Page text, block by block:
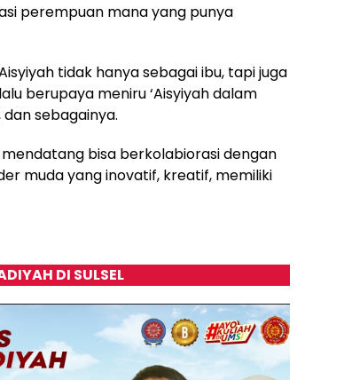
perempuan mana yang punya
tidak hanya sebagai ibu, tapi juga
berupaya meniru ‘Aisyiyah dalam
sebagainya.
bisa berkolabiorasi dengan
muda yang inovatif, kreatif, memiliki
DI SULSEL